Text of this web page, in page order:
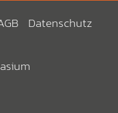
Datenschutz